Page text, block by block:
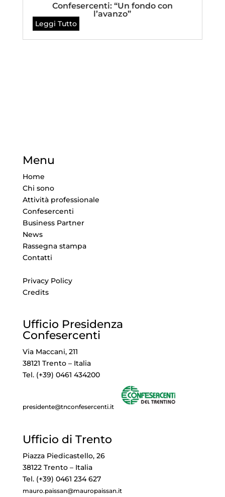
Confesercenti: “Un fondo con
l’avanzo”
Leggi Tutto
Menu
Home
Chi sono
Attività professionale
Confesercenti
Business Partner
News
Rassegna stampa
Contatti
Privacy Policy
Credits
Ufficio Presidenza
Confesercenti
Via Maccani, 211
38121 Trento – Italia
Tel. (+39) 0461 434200
presidente@tnconfesercenti.it
Ufficio di Trento
Piazza Piedicastello, 26
38122 Trento – Italia
Tel. (+39) 0461 234 627
mauro.paissan@mauropaissan.it